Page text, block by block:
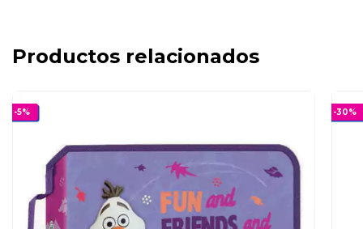
Productos relacionados
-5% -30%